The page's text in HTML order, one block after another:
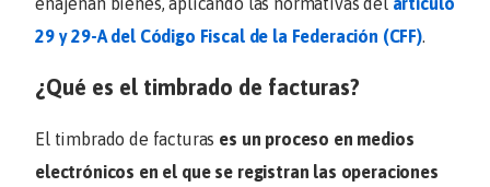
29 y 29-A del Código Fiscal de la Federación (CFF).
¿Qué es el timbrado de facturas?
El timbrado de facturas es un proceso en medios
electrónicos en el que se registran las operaciones